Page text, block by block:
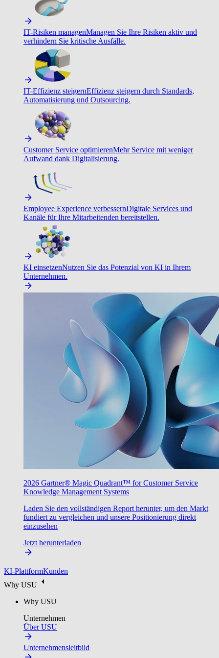
IT-Risiken managenManagen Sie Ihre Risiken aktiv und
verhindern Sie kritische Ausfälle.
IT-Effizienz steigernEffizienz steigern durch Standards,
Automatisierung und Outsourcing.
Customer Service optimierenMehr Service mit weniger
Aufwand dank Digitalisierung.
Employee Experience verbessernDigitale Services und
Kanäle für Ihre Mitarbeitenden bereitstellen.
KI einsetzenNutzen Sie das Potenzial von KI in Ihrem
Unternehmen.
2026 Gartner® Magic Quadrant™ for Customer Service
Knowledge Management Systems
Laden Sie den vollständigen Report herunter, um den Markt
fundiert zu vergleichen und unsere Positionierung direkt
einzusehen
Jetzt herunterladen
KI-PlattformKunden
Why USU
Why USU
Unternehmen
Über USU
Unternehmensleitbild